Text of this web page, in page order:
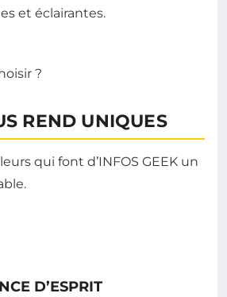
et éclairantes.
?
REND UNIQUES
qui font d’INFOS GEEK un
D’ESPRIT